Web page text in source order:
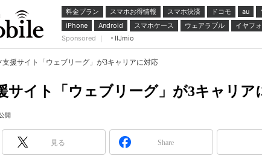
料金プラン スマホお得情報 スマホ決済 ドコモ au
iPhone
Android スマホケース ウェアラブル イヤフ
Sponsored ｜
IIJmio
支援サイト「ウェブリーグ」が3キャリアに対応
サイト「ウェブリーグ」が3キャリア
開
見る Share